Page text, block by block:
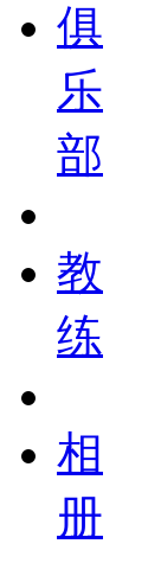
俱
乐
部
教
练
相
册